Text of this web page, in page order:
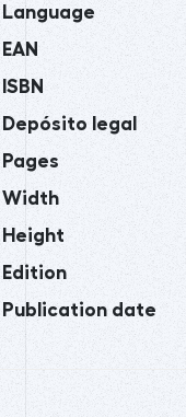
Language
EAN
ISBN
Depósito legal
Pages
Width
Height
Edition
Publication date